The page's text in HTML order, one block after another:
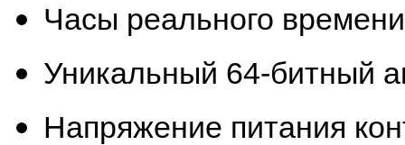
Часы реального
Уникальный 64-битный
Напряжение питания